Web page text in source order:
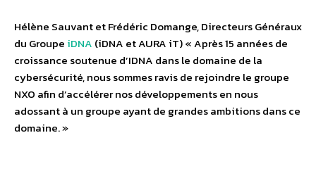
Hélène Sauvant et Frédéric Domange, Directeurs Généraux
du Groupe iDNA (iDNA et AURA iT) « Après 15 années de
croissance soutenue d’IDNA dans le domaine de la
cybersécurité, nous sommes ravis de rejoindre le groupe
NXO afin d’accélérer nos développements en nous
adossant à un groupe ayant de grandes ambitions dans ce
domaine. »